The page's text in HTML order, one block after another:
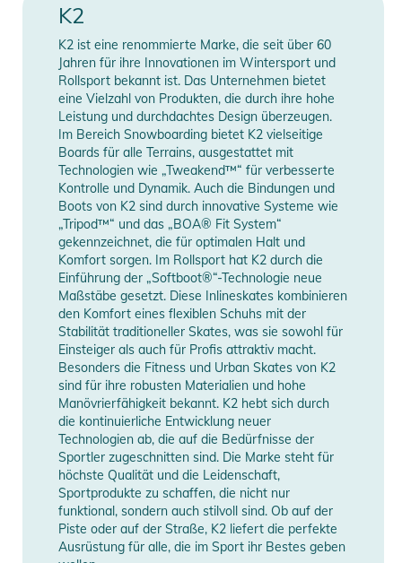
internen J-Bars ausgestattet, um deine Knöchel zu schützen
unserer einfach zu bedienenden Fast-In Innenschuh-
Schnürung für eine erstklassige Passform.
Wir runden das Ganze mit einer Phylite Laufsohle und einer
integrierten Flex-Zone Obermanschette ab, die für griffige,
leichte, langlebige Leistung und gleichmäßige Flexibilität über
die Lebensdauer des Boots sorgt.
Eigenschaften:
- Flex: 5
- Fußbett: Die Cut EVA
- Snowboard Boot Schnürung: BOA® Stainless Steel, H4
BOA®
- Snowboard Boot Liner Konstruktion: Intuition® Comfort
Foam 3D
- Snowboard Schuh Liner Extras: Internal J -Bars
- Snowboard-Boot-Liner mit Schnürung: Fast-In, Linerless,
Lace Lock
- Snowboard Schuh Außensohle: Phylite
- Snowboard Schuh Upper: Articulating Cuff
Produktinformationen und
Sicherheitshinweise
Verschluss BOA
Kompatibilität
Step In / Standard
Bindungen
Manufacturer
Information
Herstellerangaben
anzeigen
K2
K2 ist eine renommierte Marke, die seit über 60
Jahren für ihre Innovationen im Wintersport und
Rollsport bekannt ist. Das Unternehmen bietet
eine Vielzahl von Produkten, die durch ihre hohe
Leistung und durchdachtes Design überzeugen.
Im Bereich Snowboarding bietet K2 vielseitige
Boards für alle Terrains, ausgestattet mit
Technologien wie „Tweakend™“ für verbesserte
Kontrolle und Dynamik. Auch die Bindungen und
Boots von K2 sind durch innovative Systeme wie
„Tripod™“ und das „BOA® Fit System“
gekennzeichnet, die für optimalen Halt und
Komfort sorgen. Im Rollsport hat K2 durch die
Einführung der „Softboot®“-Technologie neue
Maßstäbe gesetzt. Diese Inlineskates kombinieren
den Komfort eines flexiblen Schuhs mit der
Stabilität traditioneller Skates, was sie sowohl für
Einsteiger als auch für Profis attraktiv macht.
Besonders die Fitness und Urban Skates von K2
sind für ihre robusten Materialien und hohe
Manövrierfähigkeit bekannt. K2 hebt sich durch
die kontinuierliche Entwicklung neuer
Technologien ab, die auf die Bedürfnisse der
Sportler zugeschnitten sind. Die Marke steht für
höchste Qualität und die Leidenschaft,
Sportprodukte zu schaffen, die nicht nur
funktional, sondern auch stilvoll sind. Ob auf der
Piste oder auf der Straße, K2 liefert die perfekte
Ausrüstung für alle, die im Sport ihr Bestes geben